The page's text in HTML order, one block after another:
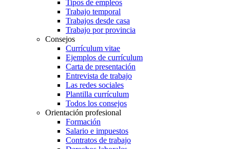
Tipos de empleos
Trabajo temporal
Trabajos desde casa
Trabajo por provincia
Consejos
Currículum vitae
Ejemplos de currículum
Carta de presentación
Entrevista de trabajo
Las redes sociales
Plantilla currículum
Todos los consejos
Orientación profesional
Formación
Salario e impuestos
Contratos de trabajo